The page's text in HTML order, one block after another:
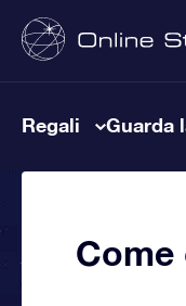
Regali Guarda
Come